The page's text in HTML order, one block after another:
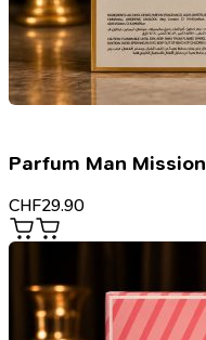
Parfum Man
CHF29.90